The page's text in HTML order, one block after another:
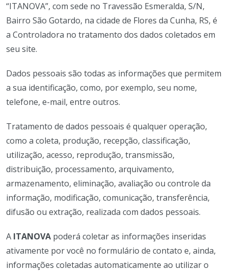
“ITANOVA”, com sede no Travessão Esmeralda, S/N,
Bairro São Gotardo, na cidade de Flores da Cunha, RS, é
a Controladora no tratamento dos dados coletados em
seu site.
Dados pessoais são todas as informações que permitem
a sua identificação, como, por exemplo, seu nome,
telefone, e-mail, entre outros.
Tratamento de dados pessoais é qualquer operação,
como a coleta, produção, recepção, classificação,
utilização, acesso, reprodução, transmissão,
distribuição, processamento, arquivamento,
armazenamento, eliminação, avaliação ou controle da
informação, modificação, comunicação, transferência,
difusão ou extração, realizada com dados pessoais.
A ITANOVA poderá coletar as informações inseridas
ativamente por você no formulário de contato e, ainda,
informações coletadas automaticamente ao utilizar o